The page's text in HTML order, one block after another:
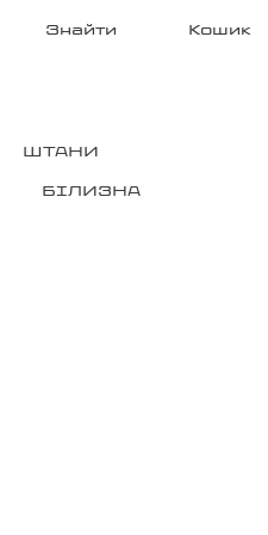
Знайти Кошик
ШТАНИ
БІЛИЗНА